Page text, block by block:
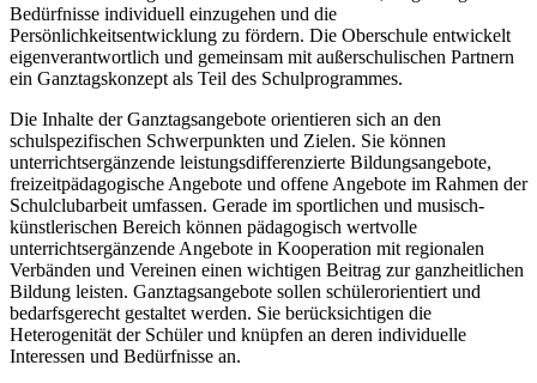
Bedürfnisse individuell einzugehen und die
Persönlichkeitsentwicklung zu fördern. Die Oberschule entwickelt
eigenverantwortlich und gemeinsam mit außerschulischen Partnern
ein Ganztagskonzept als Teil des Schulprogrammes.
Die Inhalte der Ganztagsangebote orientieren sich an den
schulspezifischen Schwerpunkten und Zielen. Sie können
unterrichtsergänzende leistungsdifferenzierte Bildungsangebote,
freizeitpädagogische Angebote und offene Angebote im Rahmen der
Schulclubarbeit umfassen. Gerade im sportlichen und musisch-
künstlerischen Bereich können pädagogisch wertvolle
unterrichtsergänzende Angebote in Kooperation mit regionalen
Verbänden und Vereinen einen wichtigen Beitrag zur ganzheitlichen
Bildung leisten. Ganztagsangebote sollen schülerorientiert und
bedarfsgerecht gestaltet werden. Sie berücksichtigen die
Heterogenität der Schüler und knüpfen an deren individuelle
Interessen und Bedürfnisse an.